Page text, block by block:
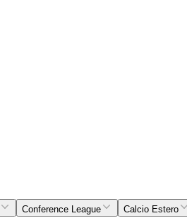
Conference League Calcio Estero